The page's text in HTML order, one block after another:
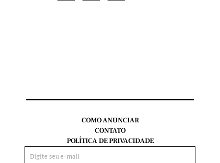
COMO ANUNCIAR
CONTATO
POLÍTICA DE PRIVACIDADE